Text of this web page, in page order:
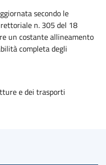
secondo le
n. 305 del 18
un costante allineamento
completa degli
e dei trasporti